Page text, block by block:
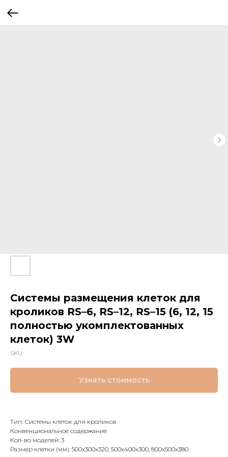
Системы размещения клеток для
кроликов RS–6, RS–12, RS–15 (6, 12, 15
полностью укомплектованных
клеток) 3W
SKU:
Узнать стоимость
Тип: Системы клеток для кроликов
Конвенциональное содержание
Кол-во моделей: 3
Размер клетки (мм): 500х300х320, 500х400х300, 800х500х380